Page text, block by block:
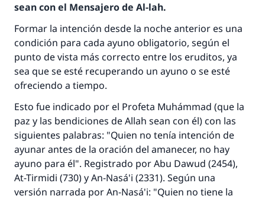
sean con el Mensajero de Al-lah.
Formar la intención desde la noche anterior es una
condición para cada ayuno obligatorio, según el
punto de vista más correcto entre los eruditos, ya
sea que se esté recuperando un ayuno o se esté
ofreciendo a tiempo.
Esto fue indicado por el Profeta Muhámmad (que la
paz y las bendiciones de Allah sean con él) con las
siguientes palabras: "Quien no tenía intención de
ayunar antes de la oración del amanecer, no hay
ayuno para él". Registrado por Abu Dawud (2454),
At-Tirmidi (730) y An-Nasá'i (2331). Según una
versión narrada por An-Nasá'i: "Quien no tiene la